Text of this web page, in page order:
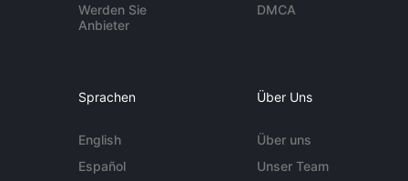
Werden Sie
Anbieter
DMCA
Sprachen
English
Español
Über Uns
Über uns
Unser Team